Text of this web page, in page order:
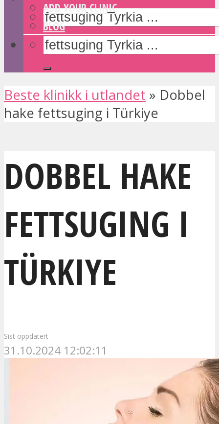
ADD YOUR CLINIC
BLOG
Beste klinikk i utlandet » Dobbel
hake fettsuging i Türkiye
DOBBEL HAKE
FETTSUGING I
TÜRKIYE
Sist oppdatert
31.10.2024 12:02:11